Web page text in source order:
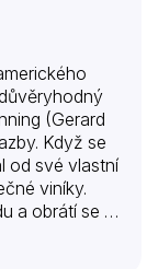
(Gerard
Když se
od své vlastní
viníky.
a obrátí se na
s jejich
a zabránil